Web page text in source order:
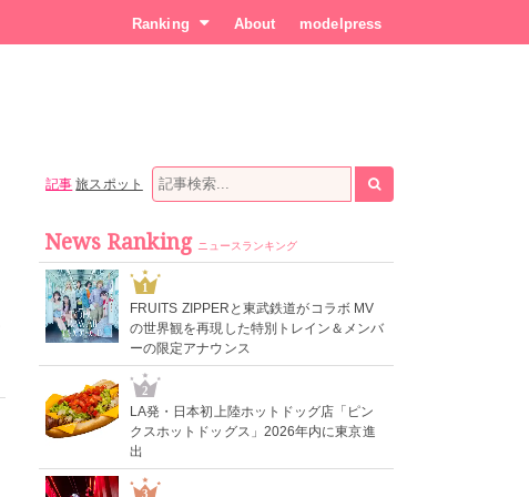
Ranking About modelpress
記事 旅スポット
News Ranking ニュースランキング
1
FRUITS ZIPPERと東武鉄道がコラボ MV
の世界観を再現した特別トレイン＆メンバ
ーの限定アナウンス
2
LA発・日本初上陸ホットドッグ店「ピン
クスホットドッグス」2026年内に東京進
出
3